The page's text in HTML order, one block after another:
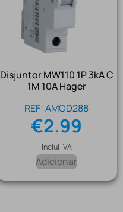
Disjuntor MW110 1P 3kA C
1M 10A Hager
REF: AMOD288
€2.99
Inclui IVA
Adicionar